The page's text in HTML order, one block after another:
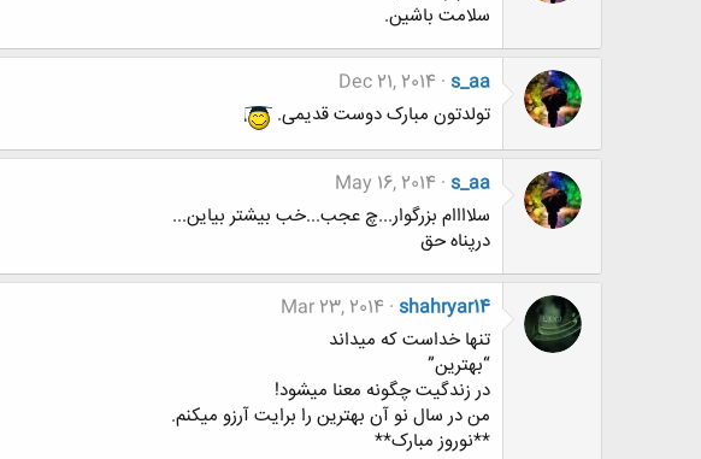
سلامت باشین.
s_aa
Dec 21, 2014
تولدتون مبارک دوست قدیمی.
s_aa
May 16, 2014
سلاااام بزرگوار...چ عجب...خب بیشتر بیاین...
درپناه حق
shahryar14
Mar 23, 2014
تنها خداست که میداند
“بهترین”
در زندگیت چگونه معنا میشود!
من در سال نو آن بهترین را برایت آرزو میکنم.
**نوروز مبارک**